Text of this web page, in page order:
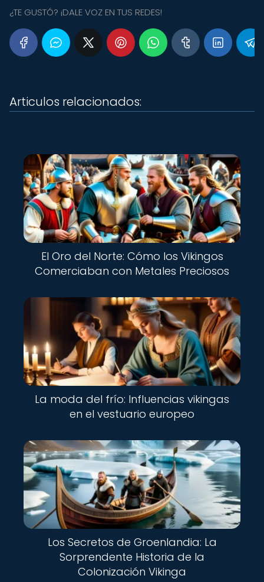
¿TE GUSTÓ? ¡DALE VOZ EN TUS REDES!
Articulos relacionados:
El Oro del Norte: Cómo los Vikingos
Comerciaban con Metales Preciosos
La moda del frío: Influencias vikingas
en el vestuario europeo
Los Secretos de Groenlandia: La
Sorprendente Historia de la
Colonización Vikinga